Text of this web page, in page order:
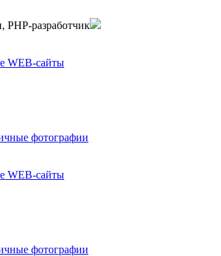
WEB-сайты
фотографии
WEB-сайты
фотографии